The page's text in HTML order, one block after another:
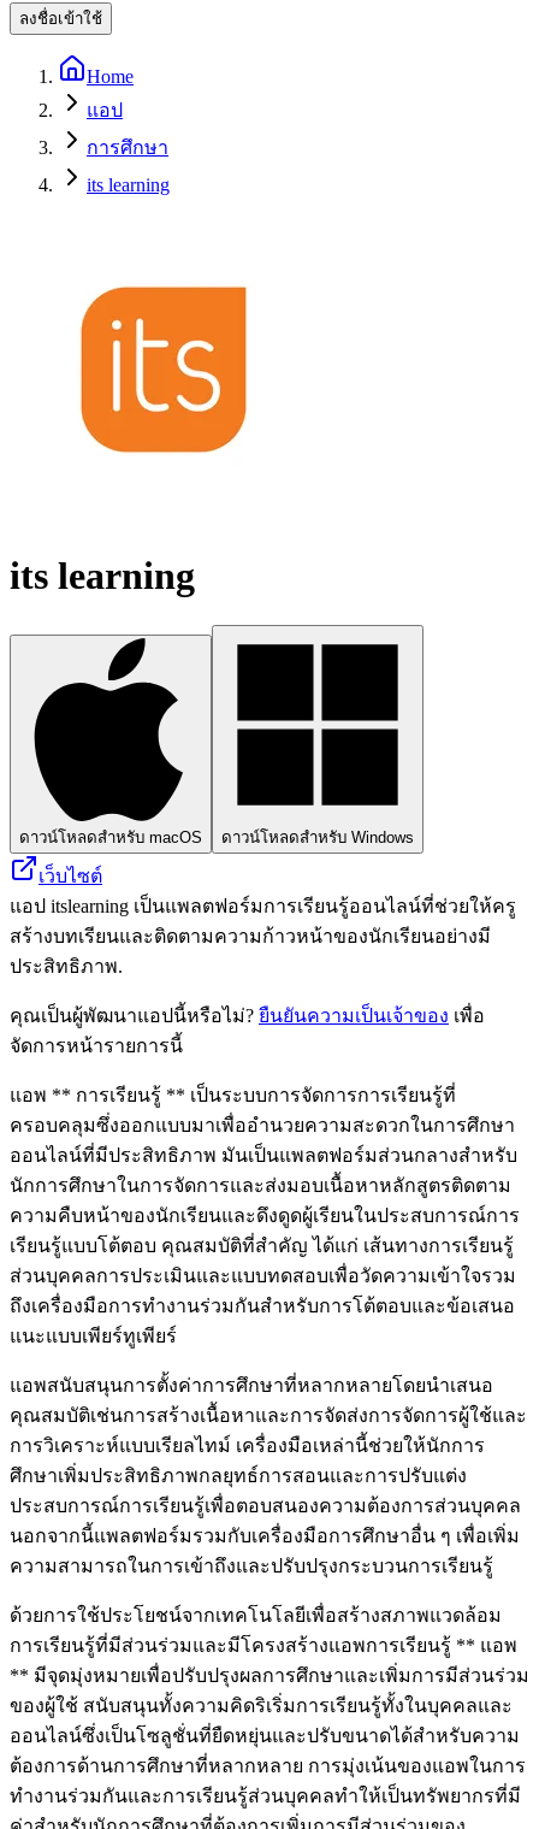
ลงชื่อเข้าใช้
Home
แอป
การศึกษา
its learning
its learning
ดาวน์โหลดสำหรับ macOS ดาวน์โหลดสำหรับ Windows
เว็บไซต์
แอป itslearning เป็นแพลตฟอร์มการเรียนรู้ออนไลน์ที่ช่วยให้ครู
สร้างบทเรียนและติดตามความก้าวหน้าของนักเรียนอย่างมี
ประสิทธิภาพ.
คุณเป็นผู้พัฒนาแอปนี้หรือไม่? ยืนยันความเป็นเจ้าของ เพื่อ
จัดการหน้ารายการนี้
แอพ ** การเรียนรู้ ** เป็นระบบการจัดการการเรียนรู้ที่
ครอบคลุมซึ่งออกแบบมาเพื่ออำนวยความสะดวกในการศึกษา
ออนไลน์ที่มีประสิทธิภาพ มันเป็นแพลตฟอร์มส่วนกลางสำหรับ
นักการศึกษาในการจัดการและส่งมอบเนื้อหาหลักสูตรติดตาม
ความคืบหน้าของนักเรียนและดึงดูดผู้เรียนในประสบการณ์การ
เรียนรู้แบบโต้ตอบ คุณสมบัติที่สำคัญ ได้แก่ เส้นทางการเรียนรู้
ส่วนบุคคลการประเมินและแบบทดสอบเพื่อวัดความเข้าใจรวม
ถึงเครื่องมือการทำงานร่วมกันสำหรับการโต้ตอบและข้อเสนอ
แนะแบบเพียร์ทูเพียร์
แอพสนับสนุนการตั้งค่าการศึกษาที่หลากหลายโดยนำเสนอ
คุณสมบัติเช่นการสร้างเนื้อหาและการจัดส่งการจัดการผู้ใช้และ
การวิเคราะห์แบบเรียลไทม์ เครื่องมือเหล่านี้ช่วยให้นักการ
ศึกษาเพิ่มประสิทธิภาพกลยุทธ์การสอนและการปรับแต่ง
ประสบการณ์การเรียนรู้เพื่อตอบสนองความต้องการส่วนบุคคล
นอกจากนี้แพลตฟอร์มรวมกับเครื่องมือการศึกษาอื่น ๆ เพื่อเพิ่ม
ความสามารถในการเข้าถึงและปรับปรุงกระบวนการเรียนรู้
ด้วยการใช้ประโยชน์จากเทคโนโลยีเพื่อสร้างสภาพแวดล้อม
การเรียนรู้ที่มีส่วนร่วมและมีโครงสร้างแอพการเรียนรู้ ** แอพ
** มีจุดมุ่งหมายเพื่อปรับปรุงผลการศึกษาและเพิ่มการมีส่วนร่วม
ของผู้ใช้ สนับสนุนทั้งความคิดริเริ่มการเรียนรู้ทั้งในบุคคลและ
ออนไลน์ซึ่งเป็นโซลูชั่นที่ยืดหยุ่นและปรับขนาดได้สำหรับความ
ต้องการด้านการศึกษาที่หลากหลาย การมุ่งเน้นของแอพในการ
ทำงานร่วมกันและการเรียนรู้ส่วนบุคคลทำให้เป็นทรัพยากรที่มี